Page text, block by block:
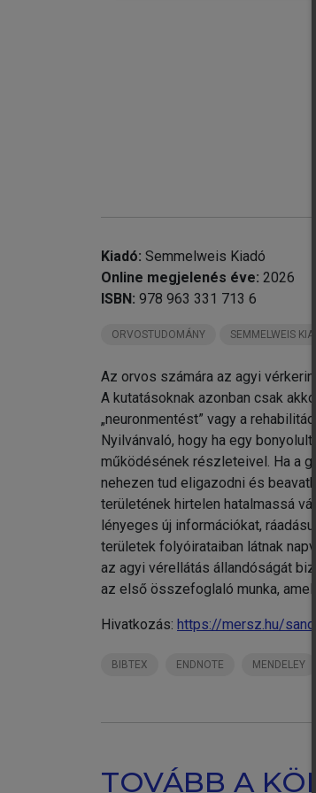
Kiadó: Semmelweis Kiadó
Online megjelenés éve: 2026
ISBN: 978 963 331 713 6
ORVOSTUDOMÁNY SEMMELWEIS
Az orvos számára az agyi
A kutatásoknak azonban csak
„neuronmentést” vagy a
Nyilvánvaló, hogy ha egy
működésének részleteivel. Ha a
nehezen tud eligazodni és
területének hirtelen hatalmassá
lényeges új információkat,
területek folyóirataiban látnak
az agyi vérellátás állandóságát
az első összefoglaló munka,
Hivatkozás: https://mersz.hu/
BIBTEX ENDNOTE MENDELEY
TOVÁBB A